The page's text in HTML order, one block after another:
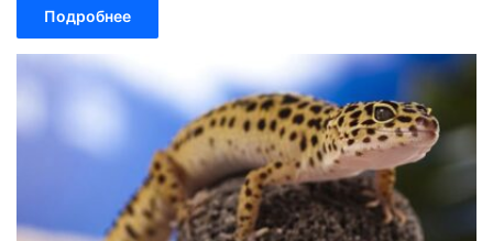
Подробнее